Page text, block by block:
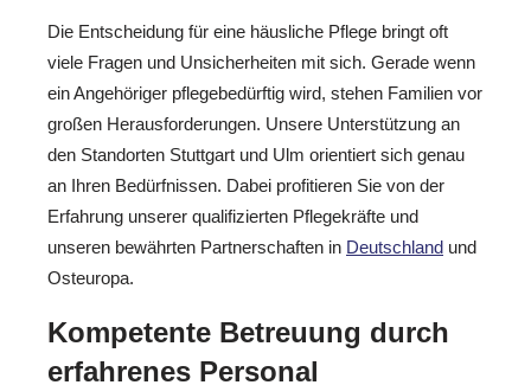
Die Entscheidung für eine häusliche Pflege bringt oft
viele Fragen und Unsicherheiten mit sich. Gerade wenn
ein Angehöriger pflegebedürftig wird, stehen Familien vor
großen Herausforderungen. Unsere Unterstützung an
den Standorten Stuttgart und Ulm orientiert sich genau
an Ihren Bedürfnissen. Dabei profitieren Sie von der
Erfahrung unserer qualifizierten Pflegekräfte und
unseren bewährten Partnerschaften in Deutschland und
Osteuropa.
Kompetente Betreuung durch
erfahrenes Personal